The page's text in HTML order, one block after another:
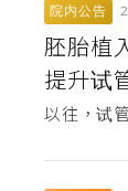
院内公告
胚胎植
提升试
以往，试